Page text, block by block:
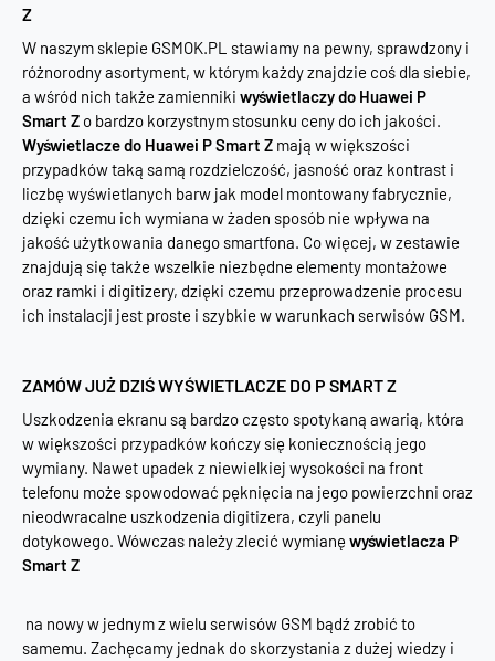
Z
W naszym sklepie GSMOK.PL stawiamy na pewny, sprawdzony i
różnorodny asortyment, w którym każdy znajdzie coś dla siebie,
a wśród nich także zamienniki wyświetlaczy do Huawei P
Smart Z o bardzo korzystnym stosunku ceny do ich jakości.
Wyświetlacze do Huawei P Smart Z mają w większości
przypadków taką samą rozdzielczość, jasność oraz kontrast i
liczbę wyświetlanych barw jak model montowany fabrycznie,
dzięki czemu ich wymiana w żaden sposób nie wpływa na
jakość użytkowania danego smartfona. Co więcej, w zestawie
znajdują się także wszelkie niezbędne elementy montażowe
oraz ramki i digitizery, dzięki czemu przeprowadzenie procesu
ich instalacji jest proste i szybkie w warunkach serwisów GSM.
ZAMÓW JUŻ DZIŚ WYŚWIETLACZE DO P SMART Z
Uszkodzenia ekranu są bardzo często spotykaną awarią, która
w większości przypadków kończy się koniecznością jego
wymiany. Nawet upadek z niewielkiej wysokości na front
telefonu może spowodować pęknięcia na jego powierzchni oraz
nieodwracalne uszkodzenia digitizera, czyli panelu
dotykowego. Wówczas należy zlecić wymianę wyświetlacza P
Smart Z
na nowy w jednym z wielu serwisów GSM bądź zrobić to
samemu. Zachęcamy jednak do skorzystania z dużej wiedzy i